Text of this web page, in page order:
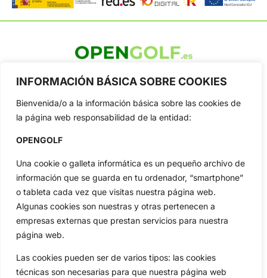
INFORMACIÓN BÁSICA SOBRE COOKIES
Bienvenida/o a la información básica sobre las cookies de
la página web responsabilidad de la entidad:
OPENGOLF
Una cookie o galleta informática es un pequeño archivo de
información que se guarda en tu ordenador, “smartphone”
o tableta cada vez que visitas nuestra página web.
Algunas cookies son nuestras y otras pertenecen a
empresas externas que prestan servicios para nuestra
página web.
Las cookies pueden ser de varios tipos: las cookies
técnicas son necesarias para que nuestra página web
OpenGolf ofrece toda la actualidad, información del golf
profesional y amateur, resultados en directo, vídeos, noticias,
Tour...
Inicio
Actualidad
Amateurs
Circuitos
Especiales
Reglas
Vídeos
De Interés
Compañía
Aviso Legal
Política de Privacidad
Política de Cookies